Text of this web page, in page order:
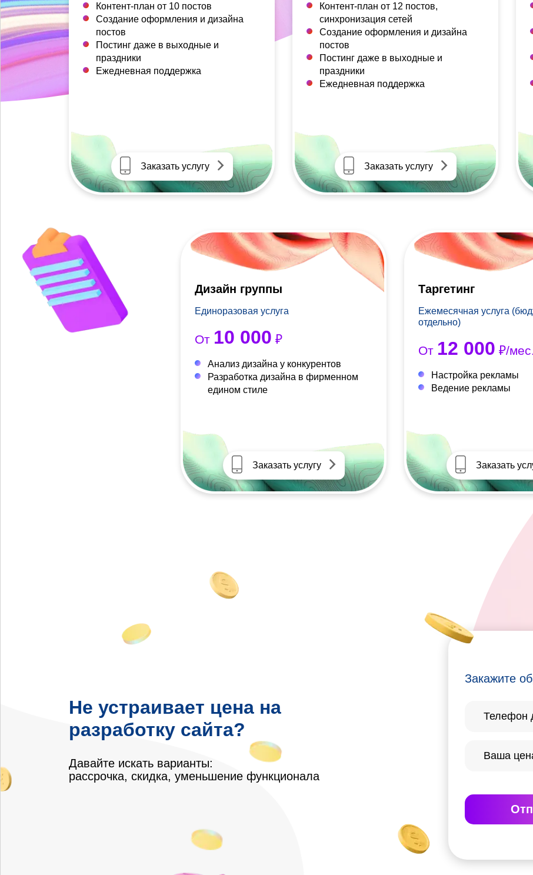
Контент-план от 10 постов
Создание оформления и дизайна
постов
Постинг даже в выходные и
праздники
Ежедневная поддержка
Заказать услугу
Контент-план от 12 постов,
синхронизация сетей
Создание оформления и дизайна
постов
Постинг даже в выходные и
праздники
Ежедневная поддержка
Заказать услугу
Дизайн группы
Единоразовая услуга
От 10 000 ₽
Анализ дизайна у конкурентов
Разработка дизайна в фирменном
едином стиле
Заказать услугу
Таргетинг
Ежемесячная услуга
отдельно)
От 12 000 ₽/мес.
Настройка рекламы
Ведение рекламы
Заказать
Не устраивает цена на
разработку сайта?
Давайте искать варианты:
рассрочка, скидка, уменьшение функционала
Закажите